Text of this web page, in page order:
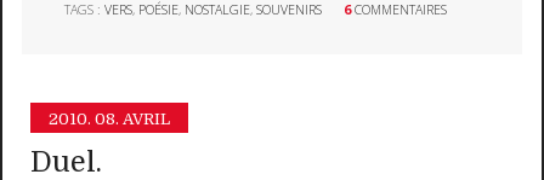
TAGS :VERS, POÉSIE, NOSTALGIE,SOUVENIRS 6 COMMENTAIRES
2010. 08. AVRIL
Duel.